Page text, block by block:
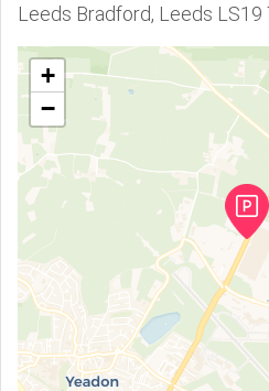
Leeds Bradford, Leeds LS19
+
−